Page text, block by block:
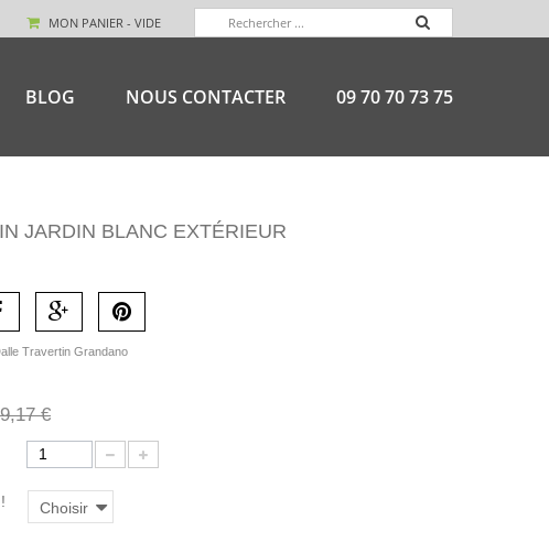
MON PANIER - VIDE
BLOG NOUS CONTACTER 09 70 70 73 75
JARDIN BLANC EXTÉRIEUR
Travertin Grandano
€
Choisir